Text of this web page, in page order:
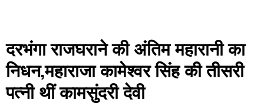
दरभंगा राजघराने की अंतिम महारानी का
निधन,महाराजा कामेश्वर सिंह की तीसरी
पत्नी थीं कामसुंदरी देवी